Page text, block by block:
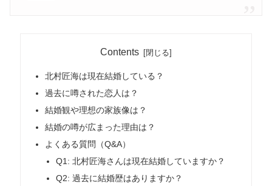
Contents
北村匠海は現在結婚している？
過去に噂された恋人は？
結婚観や理想の家族像は？
結婚の噂が広まった理由は？
よくある質問（Q&A）
Q1: 北村匠海さんは現在結婚していますか？
Q2: 過去に結婚歴はありますか？